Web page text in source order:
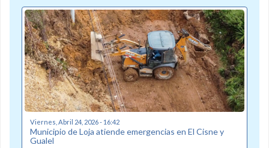
Viernes, Abril 24, 2026 - 16:42
Municipio de Loja atiende emergencias en El Cisne y
Gualel